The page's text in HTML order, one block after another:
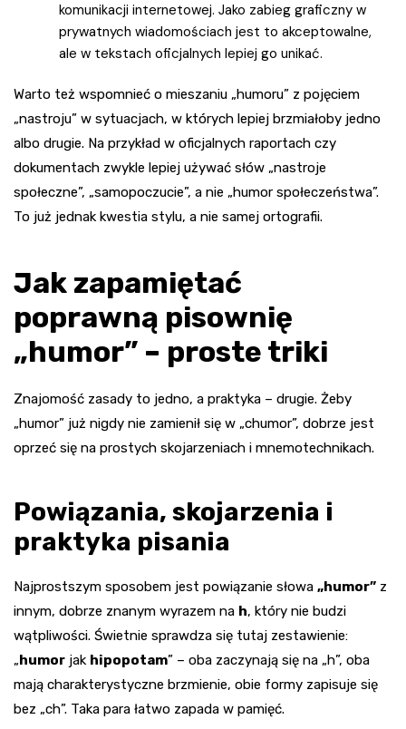
komunikacji internetowej. Jako zabieg graficzny w
prywatnych wiadomościach jest to akceptowalne,
ale w tekstach oficjalnych lepiej go unikać.
Warto też wspomnieć o mieszaniu „humoru” z pojęciem
„nastroju” w sytuacjach, w których lepiej brzmiałoby jedno
albo drugie. Na przykład w oficjalnych raportach czy
dokumentach zwykle lepiej używać słów „nastroje
społeczne”, „samopoczucie”, a nie „humor społeczeństwa”.
To już jednak kwestia stylu, a nie samej ortografii.
Jak zapamiętać
poprawną pisownię
„humor” – proste triki
Znajomość zasady to jedno, a praktyka – drugie. Żeby
„humor” już nigdy nie zamienił się w „chumor”, dobrze jest
oprzeć się na prostych skojarzeniach i mnemotechnikach.
Powiązania, skojarzenia i
praktyka pisania
Najprostszym sposobem jest powiązanie słowa „humor” z
innym, dobrze znanym wyrazem na h, który nie budzi
wątpliwości. Świetnie sprawdza się tutaj zestawienie:
„humor jak hipopotam” – oba zaczynają się na „h”, oba
mają charakterystyczne brzmienie, obie formy zapisuje się
bez „ch”. Taka para łatwo zapada w pamięć.